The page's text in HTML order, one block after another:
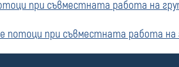
при съвместната работа на
потоци при съвместната работа на